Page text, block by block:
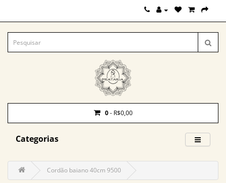
0- R$0,00
Categorias
Cordão baiano 40cm 9500